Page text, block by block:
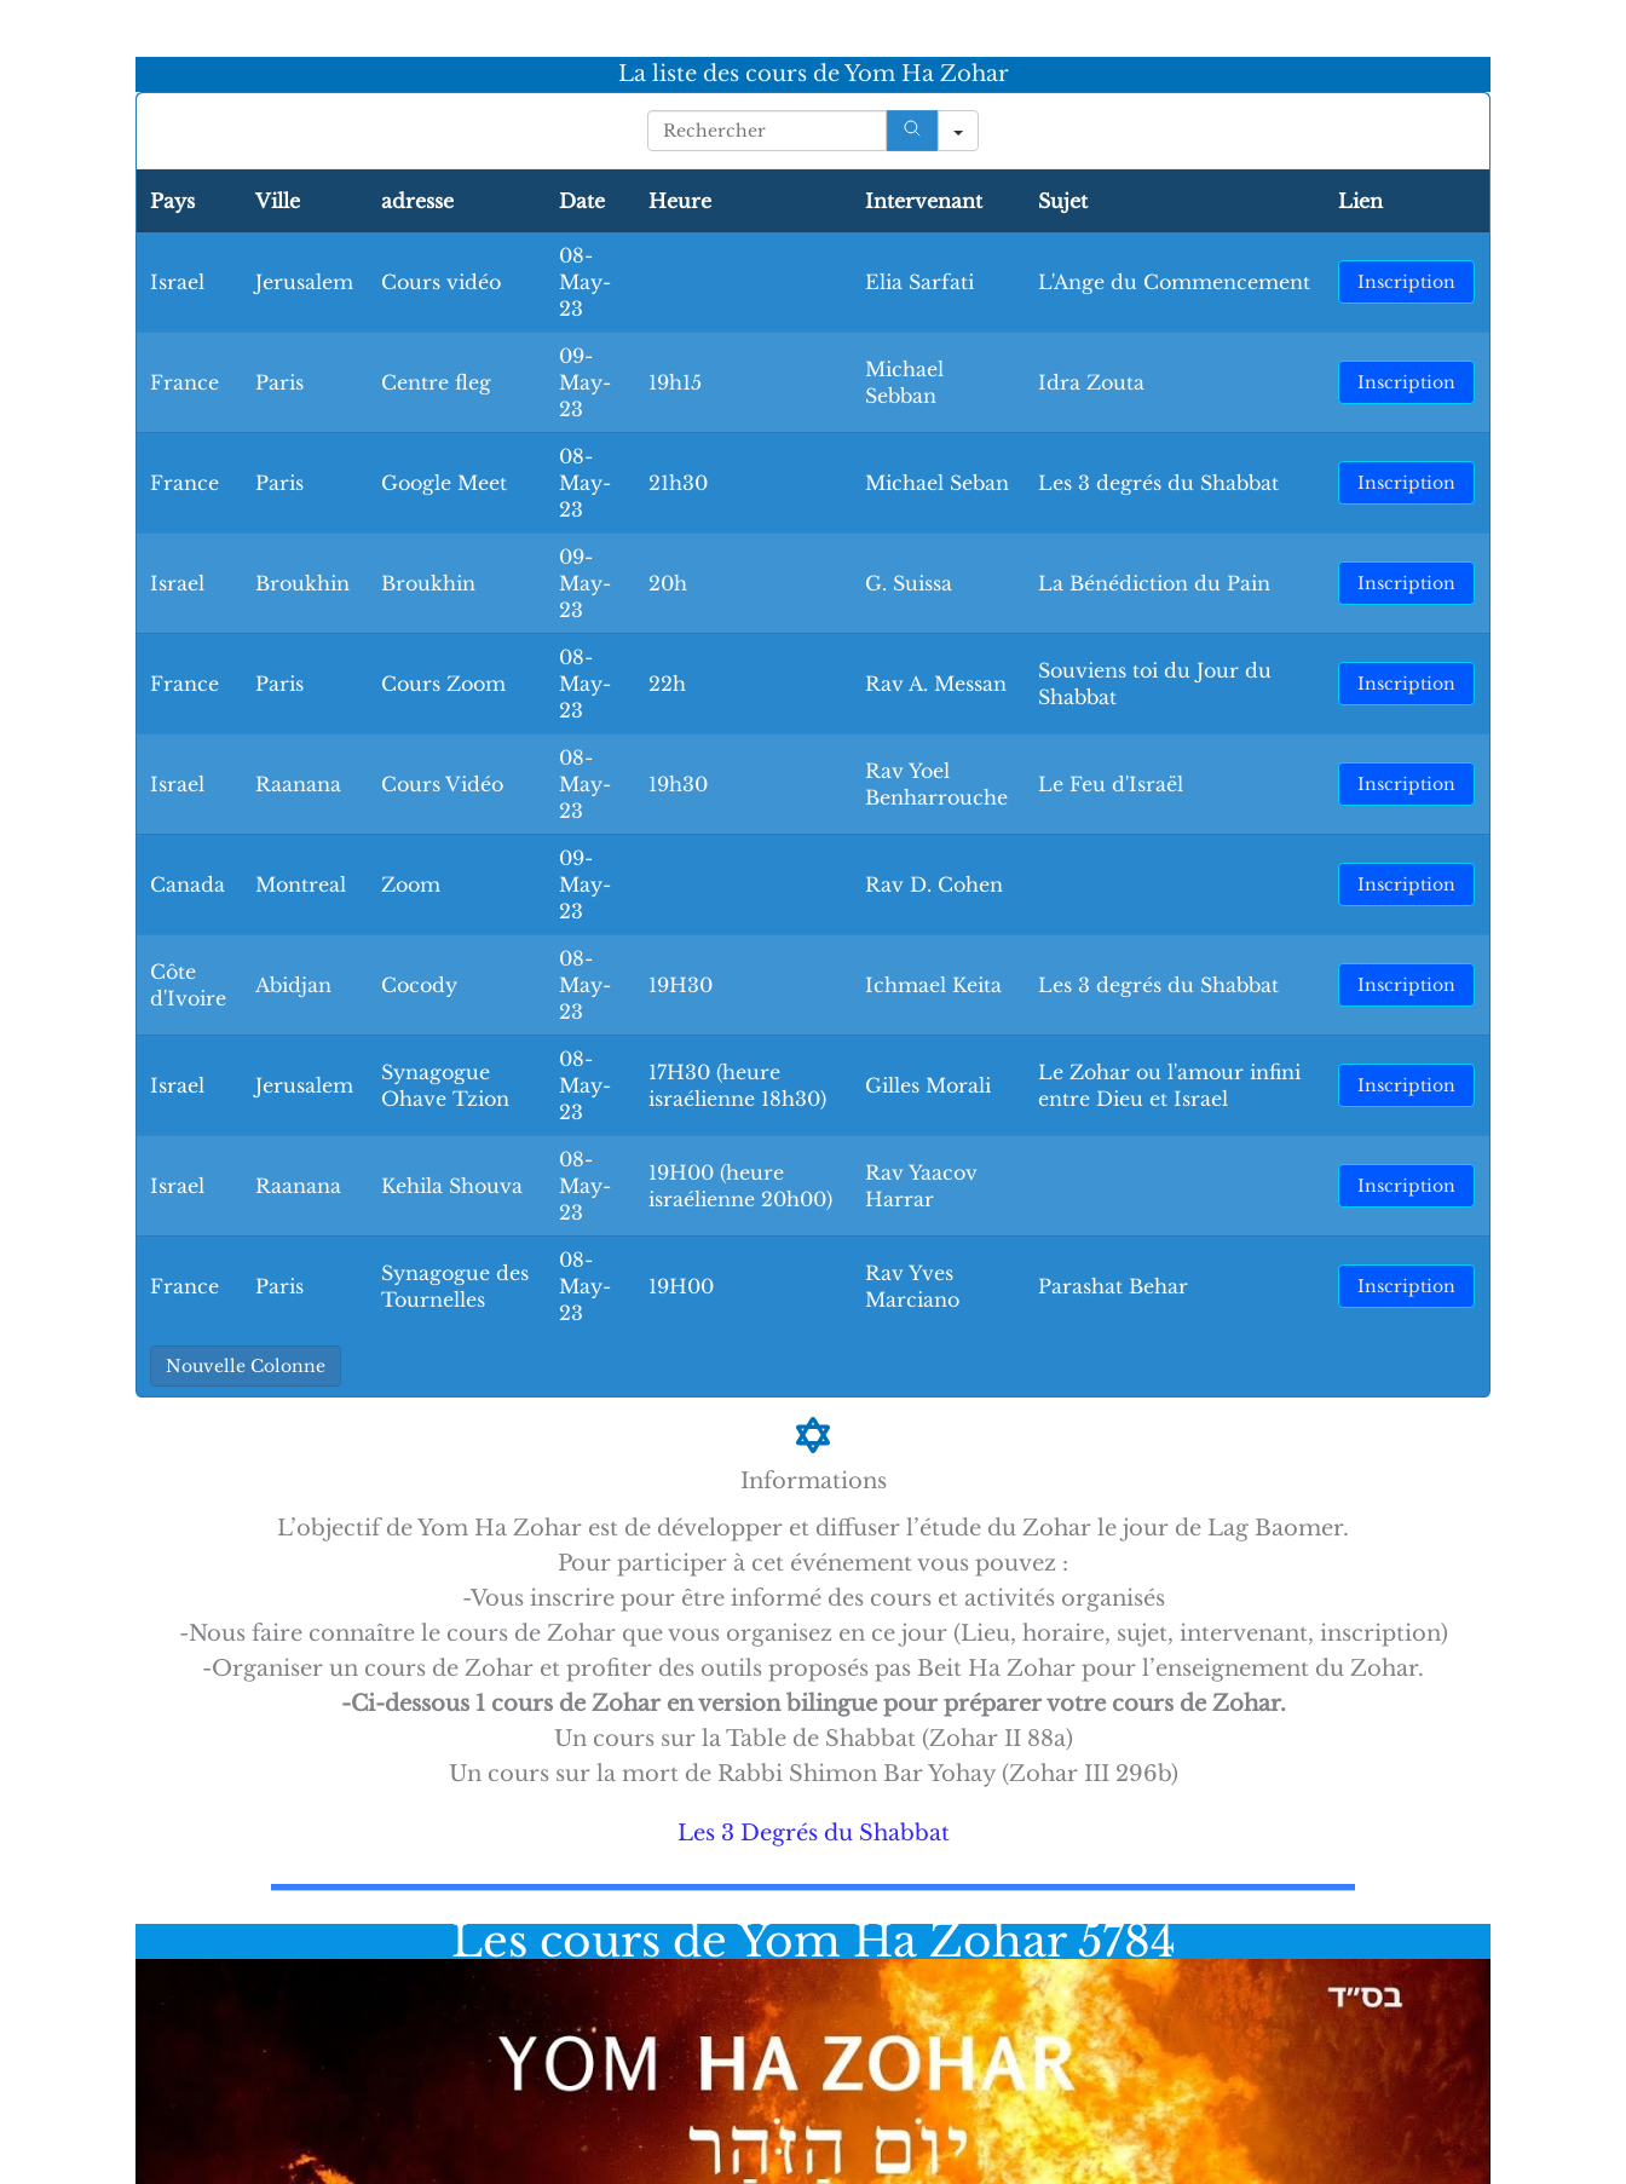
La liste des cours de Yom Ha Zohar
e
a
r
c
Pays Ville adresse Date Heure Intervenant Sujet Lien
Nouvelle Colonne
Israel Jerusalem Cours vidéo
08-
May-
23
Elia Sarfati L'Ange du Commencement Inscription
France Paris Centre fleg
09-
May-
23
19h15
Michael
Sebban
Idra Zouta Inscription
France Paris Google Meet
08-
May-
23
21h30 Michael Seban Les 3 degrés du Shabbat Inscription
Israel Broukhin Broukhin
09-
May-
23
20h G. Suissa La Bénédiction du Pain Inscription
France Paris Cours Zoom
08-
May-
23
22h Rav A. Messan
Souviens toi du Jour du
Shabbat
Inscription
Israel Raanana Cours Vidéo
08-
May-
23
19h30
Rav Yoel
Benharrouche
Le Feu d'Israël Inscription
Canada Montreal Zoom
09-
May-
23
Rav D. Cohen Inscription
Côte
d'Ivoire
Abidjan Cocody
08-
May-
23
19H30 Ichmael Keita Les 3 degrés du Shabbat Inscription
Israel Jerusalem
Synagogue
Ohave Tzion
08-
May-
23
17H30 (heure
israélienne 18h30)
Gilles Morali
Le Zohar ou l'amour infini
entre Dieu et Israel
Inscription
Israel Raanana Kehila Shouva
08-
May-
23
19H00 (heure
israélienne 20h00)
Rav Yaacov
Harrar
Inscription
France Paris
Synagogue des
Tournelles
08-
May-
23
19H00
Rav Yves
Marciano
Parashat Behar Inscription
Informations
L’objectif de Yom Ha Zohar est de développer et diffuser l’étude du Zohar le jour de Lag Baomer.
Pour participer à cet événement vous pouvez :
-Vous inscrire pour être informé des cours et activités organisés
-Nous faire connaître le cours de Zohar que vous organisez en ce jour (Lieu, horaire, sujet, intervenant, inscription)
-Organiser un cours de Zohar et profiter des outils proposés pas Beit Ha Zohar pour l’enseignement du Zohar.
-Ci-dessous 1 cours de Zohar en version bilingue pour préparer votre cours de Zohar.
Un cours sur la Table de Shabbat (Zohar II 88a)
Un cours sur la mort de Rabbi Shimon Bar Yohay (Zohar III 296b)
Les 3 Degrés du Shabbat
Les cours de Yom Ha Zohar 5784